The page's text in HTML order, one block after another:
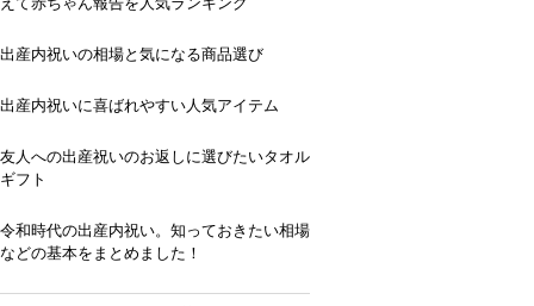
出産内祝いの相場と気になる商品選び
出産内祝いに喜ばれやすい人気アイテム
友人への出産祝いのお返しに選びたいタオル
ギフト
令和時代の出産内祝い。知っておきたい相場
などの基本をまとめました！